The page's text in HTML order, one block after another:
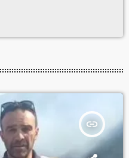
insert_link